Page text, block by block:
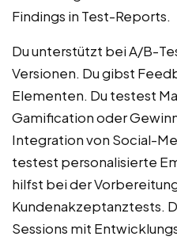
Findings in Test-Reports.
Du unterstützt bei A/B-
Versionen. Du gibst
Elementen. Du testest
Gamification oder
Integration von Social-
testest personalisierte
hilfst bei der
Kundenakzeptanztests.
Sessions mit